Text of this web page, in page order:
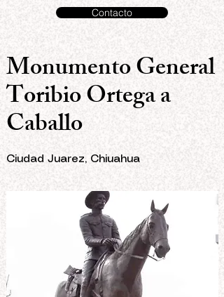
Contacto
Monumento General
Toribio Ortega a
Caballo
Ciudad Juarez, Chiuahua